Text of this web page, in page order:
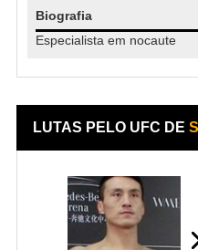
Biografia
Especialista em nocaute
LUTAS PELO UFC DE